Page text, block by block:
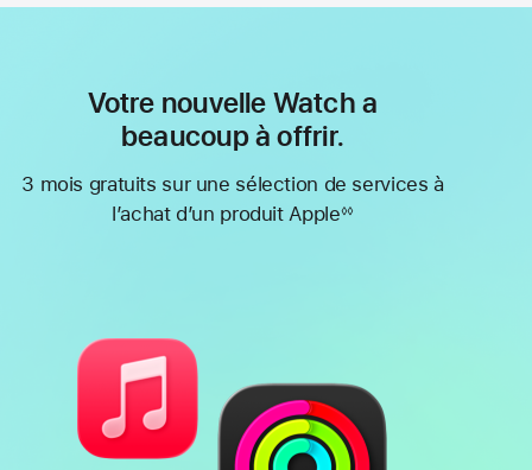
Votre nouvelle Watch a
beaucoup à offrir.
3 mois gratuits sur une sélection de services à
l’achat d’un produit Apple◊◊